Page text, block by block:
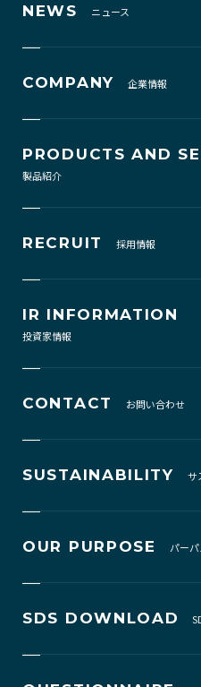
NEWS ニュース
COMPANY 企業情報
PRODUCTS AND
製品紹介
RECRUIT 採用情報
IR INFORMATION
投資家情報
CONTACT お問い合わせ
SUSTAINABILITY サ
OUR PURPOSE パーパ
SDS DOWNLOAD